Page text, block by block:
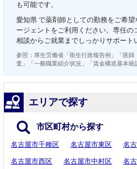
も可能です。
愛知県 で薬剤師としての勤務をご希
ージェントをご利用ください。専任の
相談からご就業までしっかりサポート
参照：厚生労働省「衛生行政報告例」「医師
査」「一般職業紹介状況」「賃金構造基本統
エリアで探す
市区町村から探す
名古屋市千種区 名古屋市東区 名
名古屋市西区 名古屋市中村区 名